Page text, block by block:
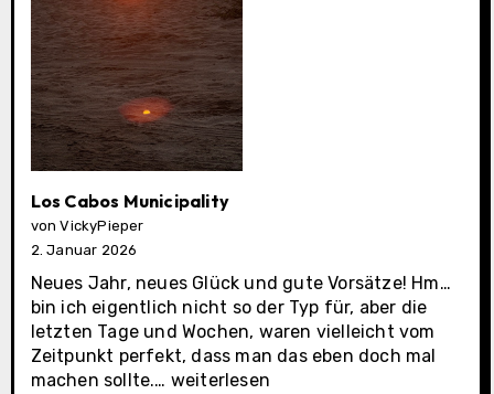
Los Cabos Municipality
von VickyPieper
2. Januar 2026
Neues Jahr, neues Glück und gute Vorsätze! Hm…
bin ich eigentlich nicht so der Typ für, aber die
letzten Tage und Wochen, waren vielleicht vom
Zeitpunkt perfekt, dass man das eben doch mal
machen sollte.… Los
weiterlesen